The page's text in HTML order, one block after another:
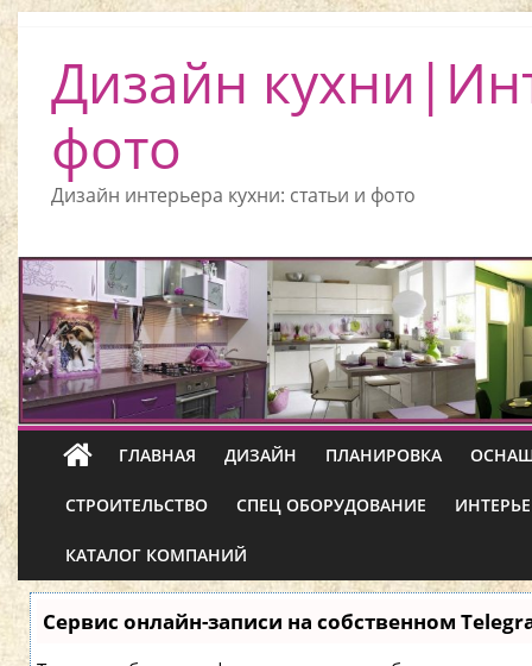
Дизайн
фото
Дизайн интерьера кухни: статьи и фото
ГЛАВНАЯ ДИЗАЙН ПЛАНИРОВКА
СТРОИТЕЛЬСТВО СПЕЦ ОБОРУДОВАНИЕ
КАТАЛОГ КОМПАНИЙ
Сервис онлайн-записи на собственном